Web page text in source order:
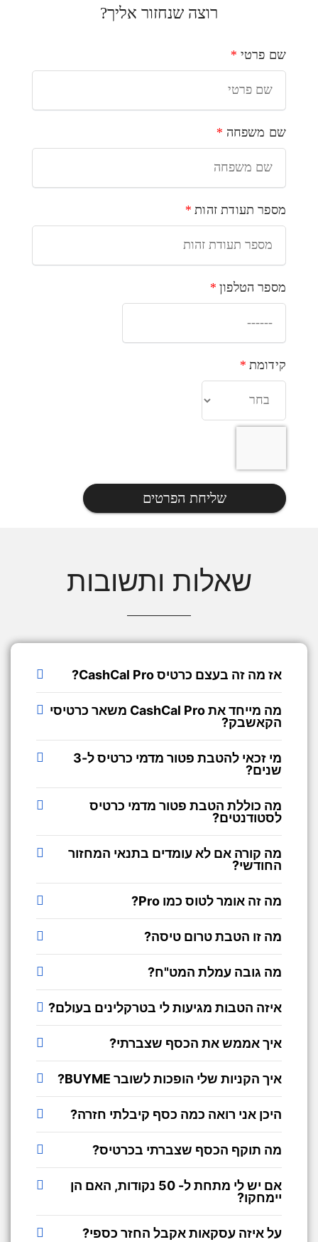
רוצה שנחזור אליך?
שם פרטי *
שם משפחה *
מספר תעודת זהות *
מספר הטלפון*
קידומת*
שליחת הפרטים
שאלות ותשובות
אז מה זה בעצם כרטיס CashCal Pro?
מה מייחד את CashCal Pro משאר כרטיסי
הקאשבק?
מי זכאי להטבת פטור מדמי כרטיס ל-3
שנים?
מה כוללת הטבת פטור מדמי כרטיס
לסטודנטים?
מה קורה אם לא עומדים בתנאי המחזור
החודשי?
מה זה אומר לטוס כמו Pro?
מה זו הטבת טרום טיסה?
מה גובה עמלת המט"ח?
איזה הטבות מגיעות לי בטרקלינים בעולם?
איך אממש את הכסף שצברתי?
איך הקניות שלי הופכות לשובר BUYME?
היכן אני רואה כמה כסף קיבלתי חזרה?
מה תוקף הכסף שצברתי בכרטיס?
אם יש לי מתחת ל- 50 נקודות, האם הן
יימחקו?
על איזה עסקאות אקבל החזר כספי?